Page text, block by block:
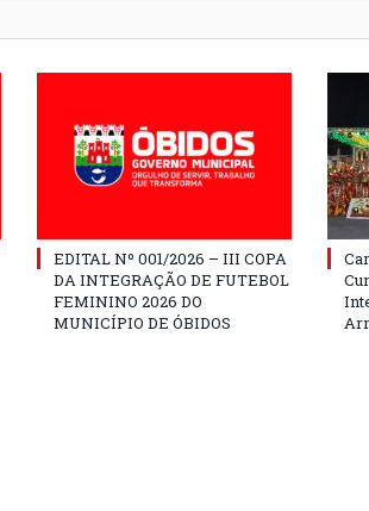
EDITAL Nº 001/2026 – III COPA
DA INTEGRAÇÃO DE FUTEBOL
FEMININO 2026 DO
MUNICÍPIO DE ÓBIDOS